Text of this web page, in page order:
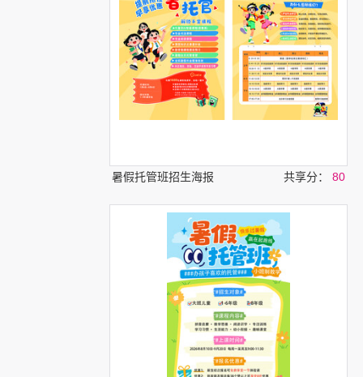
暑假托管班招生海报 共享分： 80